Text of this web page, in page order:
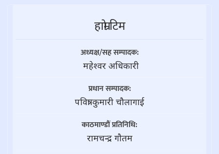
हाम्राे टिम
अध्यक्ष/सह सम्पादक:
महेश्वर अधिकारी
प्रधान सम्पादक:
पवित्रा कुमारी चौलागाई
काठमाण्डौं प्रतिनिधि:
रामचन्द्र गाैतम